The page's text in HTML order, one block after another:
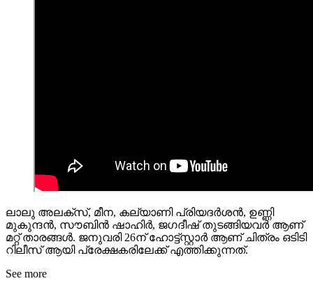
ലാലു അലക്സ്‌, മീന, കല്യാണി പ്രിയദര്‍ശന്‍, ഉണ്ണി
മുകുന്ദന്‍, സൗബിന്‍ ഷാഹിര്‍, ജഗദീഷ് തുടങ്ങിയവര്‍ ആണ്
മറ്റ് താരങ്ങള്‍. ജനുവരി 26ന് ഹോട്ട്സ്റ്റാര്‍ ആണ് ചിത്രം ഒടിടി
റിലീസ് ആയി പ്രേക്ഷകരിലേക്ക് എത്തിക്കുന്നത്.
See more